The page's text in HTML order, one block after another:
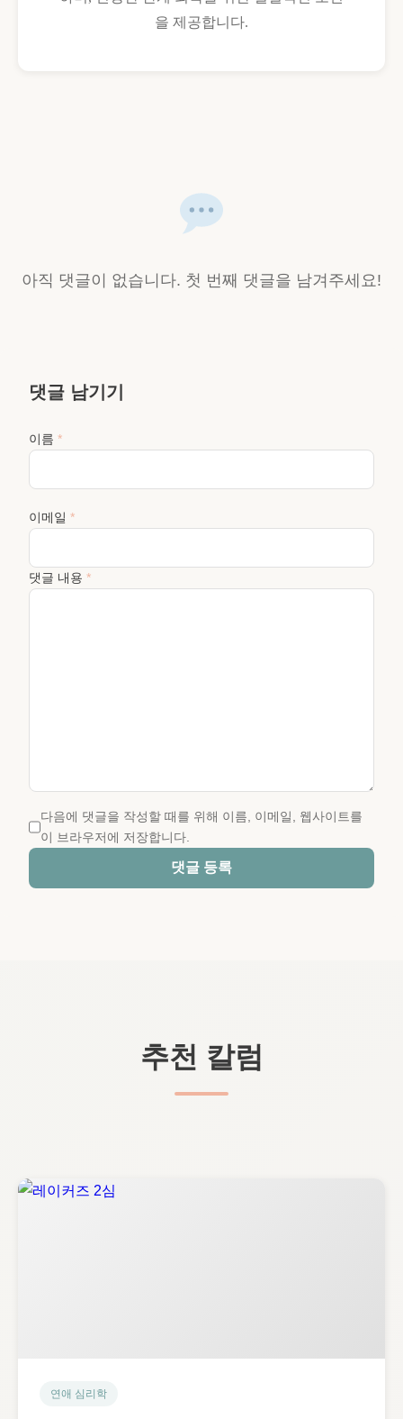
을 제공합니다.
아직 댓글이 없습니다. 첫 번째 댓글을 남겨주세요!
댓글 남기기
이름 *
이메일 *
댓글 내용 *
다음에 댓글을 작성할 때를 위해 이름, 이메일, 웹사이트를
이 브라우저에 저장합니다.
댓글 등록
추천 칼럼
연애 심리학